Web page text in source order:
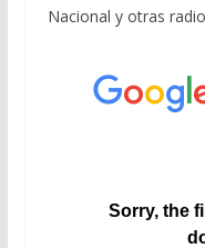
Nacional y otras